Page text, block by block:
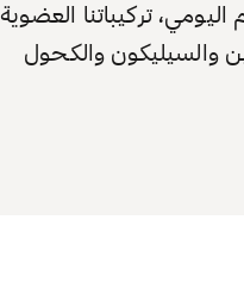
تركيباتنا العضوية
والسيليكون والكحول